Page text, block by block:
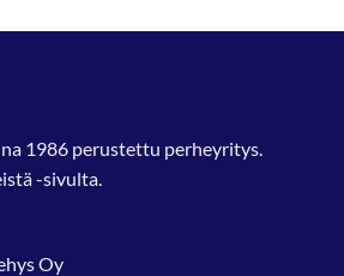
1986 perustettu perheyritys.
-sivulta.
Oy